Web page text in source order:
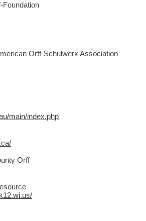
Foundation
Orff-Schulwerk Association
main/index.php
Orff